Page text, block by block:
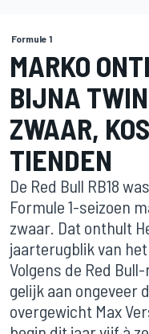
Formule 1
MARKO
BIJNA
ZWAAR,
TIENDEN
De Red Bull RB18
Formule 1-seizoen
zwaar. Dat onthult
jaarterugblik van
Volgens de Red
gelijk aan ongeveer
overgewicht Max